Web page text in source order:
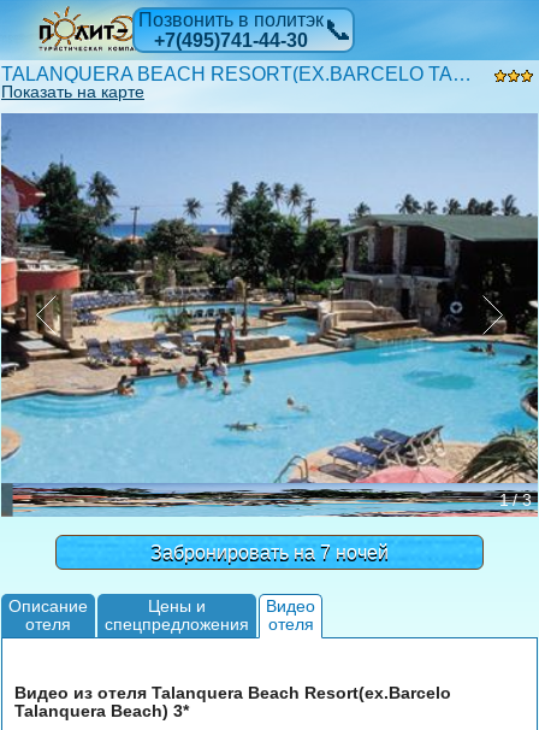
Позвонить в политэк
+7(495)741-44-30
📞
TALANQUERA BEACH RESORT(EX.BARCELO TALANQUERA BEACH) 3*
Показать на карте
1 / 3
Забронировать на 7 ночей
Описание
отеля
Цены и
спецпредложения
Видео
отеля
Видео из отеля Talanquera Beach Resort(ex.Barcelo
Talanquera Beach) 3*